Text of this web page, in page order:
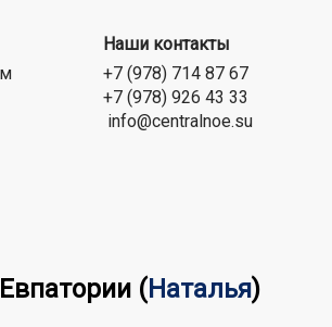
Наши контакты
+7 (978) 714 87 67
+7 (978) 926 43 33
info@centralnoe.su
(Наталья)